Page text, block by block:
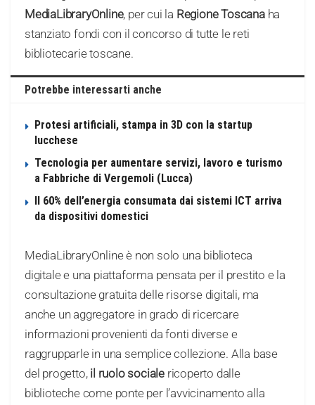
MediaLibraryOnline, per cui la Regione Toscanaha
stanziato fondi con il concorso di tutte le reti
bibliotecarie toscane.
Potrebbe interessarti anche
Protesi artificiali, stampa in 3D con la startup
lucchese
Tecnologia per aumentare servizi, lavoro e turismo
a Fabbriche di Vergemoli (Lucca)
Il 60% dell’energia consumata dai sistemi ICT arriva
da dispositivi domestici
MediaLibraryOnline è non solo una biblioteca
digitale e una piattaforma pensata per il prestito e la
consultazione gratuita delle risorse digitali, ma
anche un aggregatore in grado di ricercare
informazioni provenienti da fonti diverse e
raggrupparle in una semplice collezione. Alla base
del progetto, il ruolo sociale ricoperto dalle
biblioteche come ponte per l’avvicinamento alla